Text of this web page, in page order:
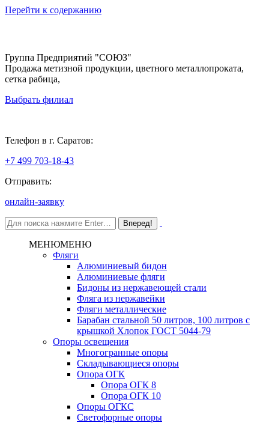
Перейти к содержанию
Группа Предприятий "СОЮЗ"
Продажа метизной продукции, цветного металлопроката,
сетка рабица,
Выбрать филиал
Телефон в г. Саратов:
+7 499 703-18-43
Отправить:
онлайн-заявку
МЕНЮМЕНЮ
Фляги
Алюминиевый бидон
Алюминиевые фляги
Бидоны из нержавеющей стали
Фляга из нержавейки
Фляги металлические
Барабан стальной 50 литров, 100 литров с
крышкой Хлопок ГОСТ 5044-79
Опоры освещения
Многогранные опоры
Складывающиеся опоры
Опора ОГК
Опора ОГК 8
Опора ОГК 10
Опоры ОГКС
Светофорные опоры